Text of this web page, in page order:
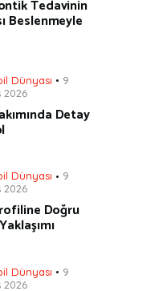
Tedavinin
Beslenmeyle
Dünyası
9
2026
Detay
Dünyası
9
2026
Doğru
Dünyası
9
2026